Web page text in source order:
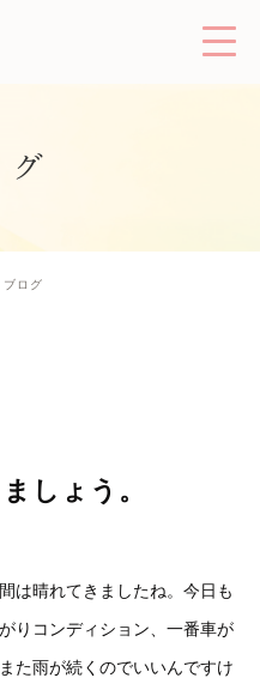
グ
ブログ
しょう。
は晴れてきましたね。今日も
りコンディション、一番車が
た雨が続くのでいいんですけ